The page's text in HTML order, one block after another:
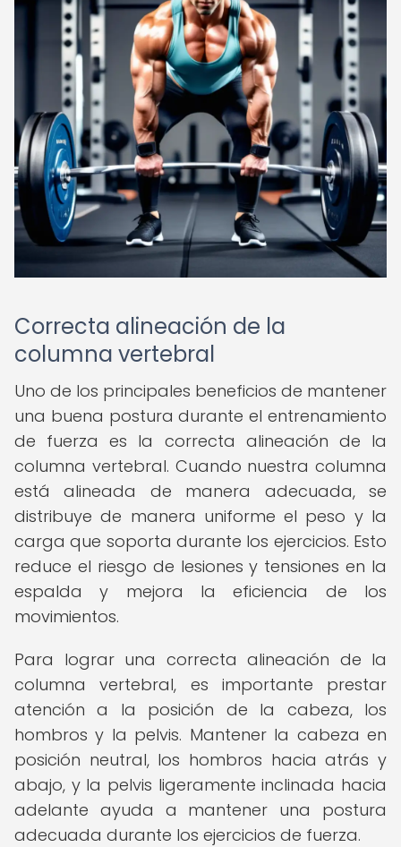
Correcta alineación de la
columna vertebral
Uno de los principales beneficios de mantener
una buena postura durante el entrenamiento
de fuerza es la correcta alineación de la
columna vertebral. Cuando nuestra columna
está alineada de manera adecuada, se
distribuye de manera uniforme el peso y la
carga que soporta durante los ejercicios. Esto
reduce el riesgo de lesiones y tensiones en la
espalda y mejora la eficiencia de los
movimientos.
Para lograr una correcta alineación de la
columna vertebral, es importante prestar
atención a la posición de la cabeza, los
hombros y la pelvis. Mantener la cabeza en
posición neutral, los hombros hacia atrás y
abajo, y la pelvis ligeramente inclinada hacia
adelante ayuda a mantener una postura
adecuada durante los ejercicios de fuerza.